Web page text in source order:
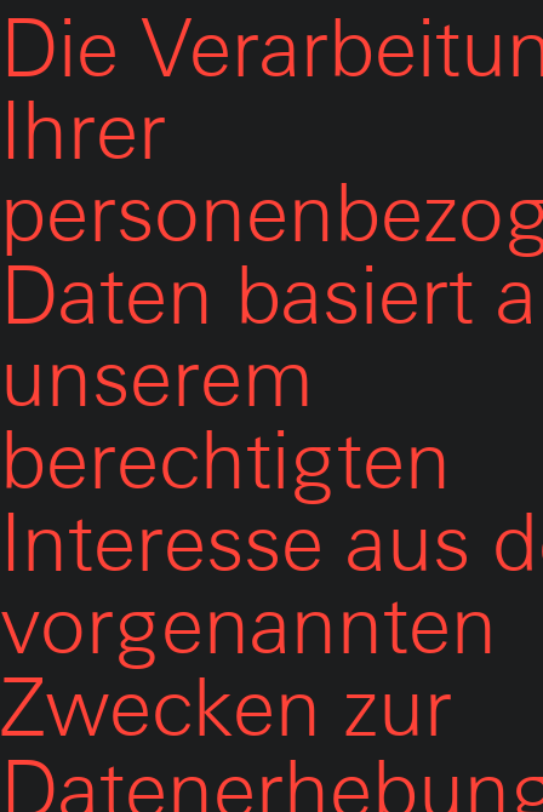
Die
Ihrer
Daten basiert
unserem
berechtigten
Interesse aus
vorgenannten
Zwecken zur